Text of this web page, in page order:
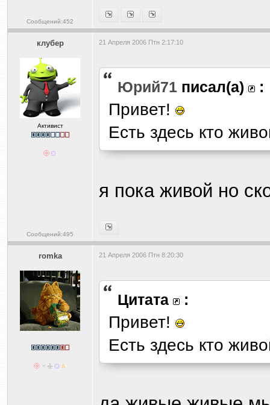
Сообщений:452
клубер
Активист
Сообщений:495
21 Апреля 2006 Птн 2:17:10
Юрий71 писал(а) :
Привет!
Есть здесь кто
я пока живой но
romka 21 Апреля 2006 Птн 8:20:30
Цитата :
Привет!
Есть здесь кто